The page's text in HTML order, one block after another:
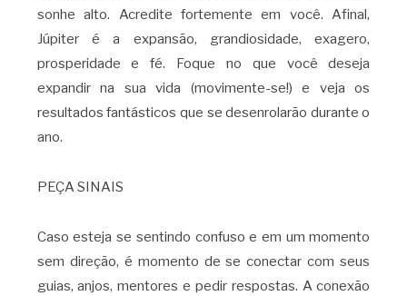
sonhe alto. Acredite fortemente em você. Afinal,
Júpiter é a expansão, grandiosidade, exagero,
prosperidade e fé. Foque no que você deseja
expandir na sua vida (movimente-se!) e veja os
resultados fantásticos que se desenrolarão durante o
ano.
PEÇA SINAIS
Caso esteja se sentindo confuso e em um momento
sem direção, é momento de se conectar com seus
guias, anjos, mentores e pedir respostas. A conexão